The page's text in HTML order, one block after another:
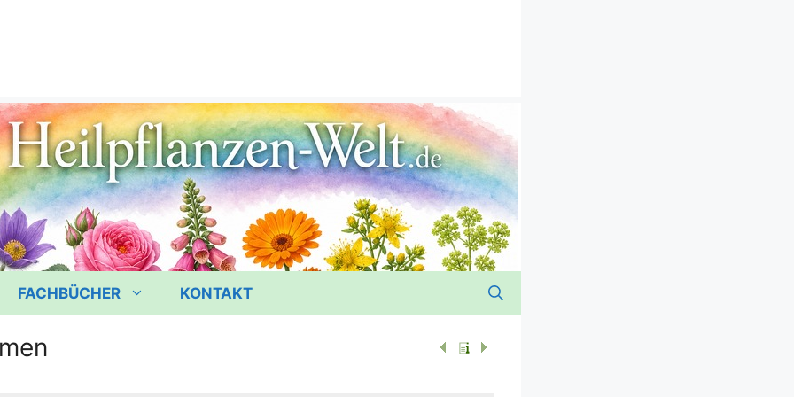
FACHBÜCHER KONTAKT